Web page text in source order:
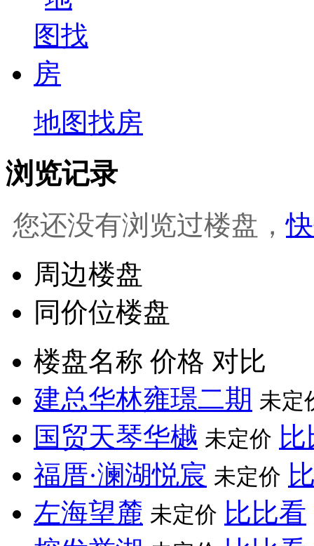
地图找房
浏览记录
您还没有浏览过楼盘，
周边楼盘
同价位楼盘
楼盘名称 价格 对比
建总华林雍璟二期 未定
国贸天琴华樾 未定价
福厝·澜湖悦宸 未定价
左海望麓 未定价 比比看